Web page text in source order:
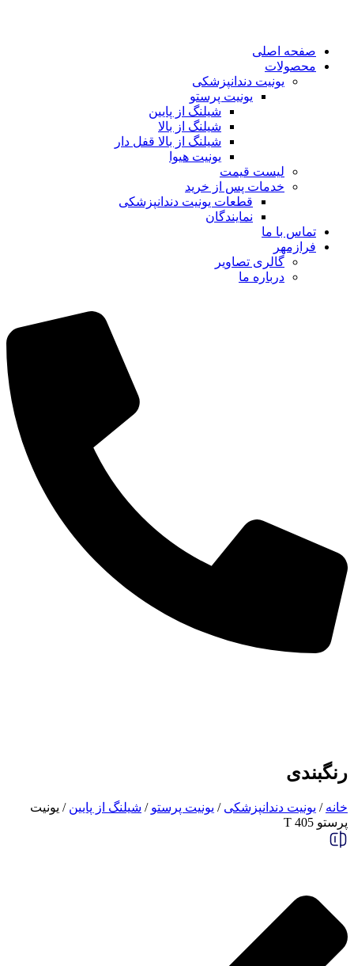
صفحه اصلی
محصولات
یونیت دندانپزشکی
یونیت پرستو
شیلنگ از پایین
شیلنگ از بالا
شیلنگ از بالا قفل دار
یونیت هیوا
لیست قیمت
خدمات پس از خرید
قطعات یونیت دندانپزشکی
نمایندگان
تماس با ما
فرازمهر
گالری تصاویر
درباره ما
رنگبندی
خانه / یونیت دندانپزشکی / یونیت پرستو / شیلنگ از پایین / یونیت
پرستو 405 T